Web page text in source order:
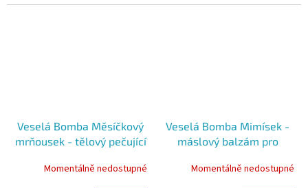
Veselá Bomba Měsíčkový
mrňousek - tělový pečující
Momentálně nedostupné
Veselá Bomba Mimísek -
máslový balzám pro
Momentálně nedostupné